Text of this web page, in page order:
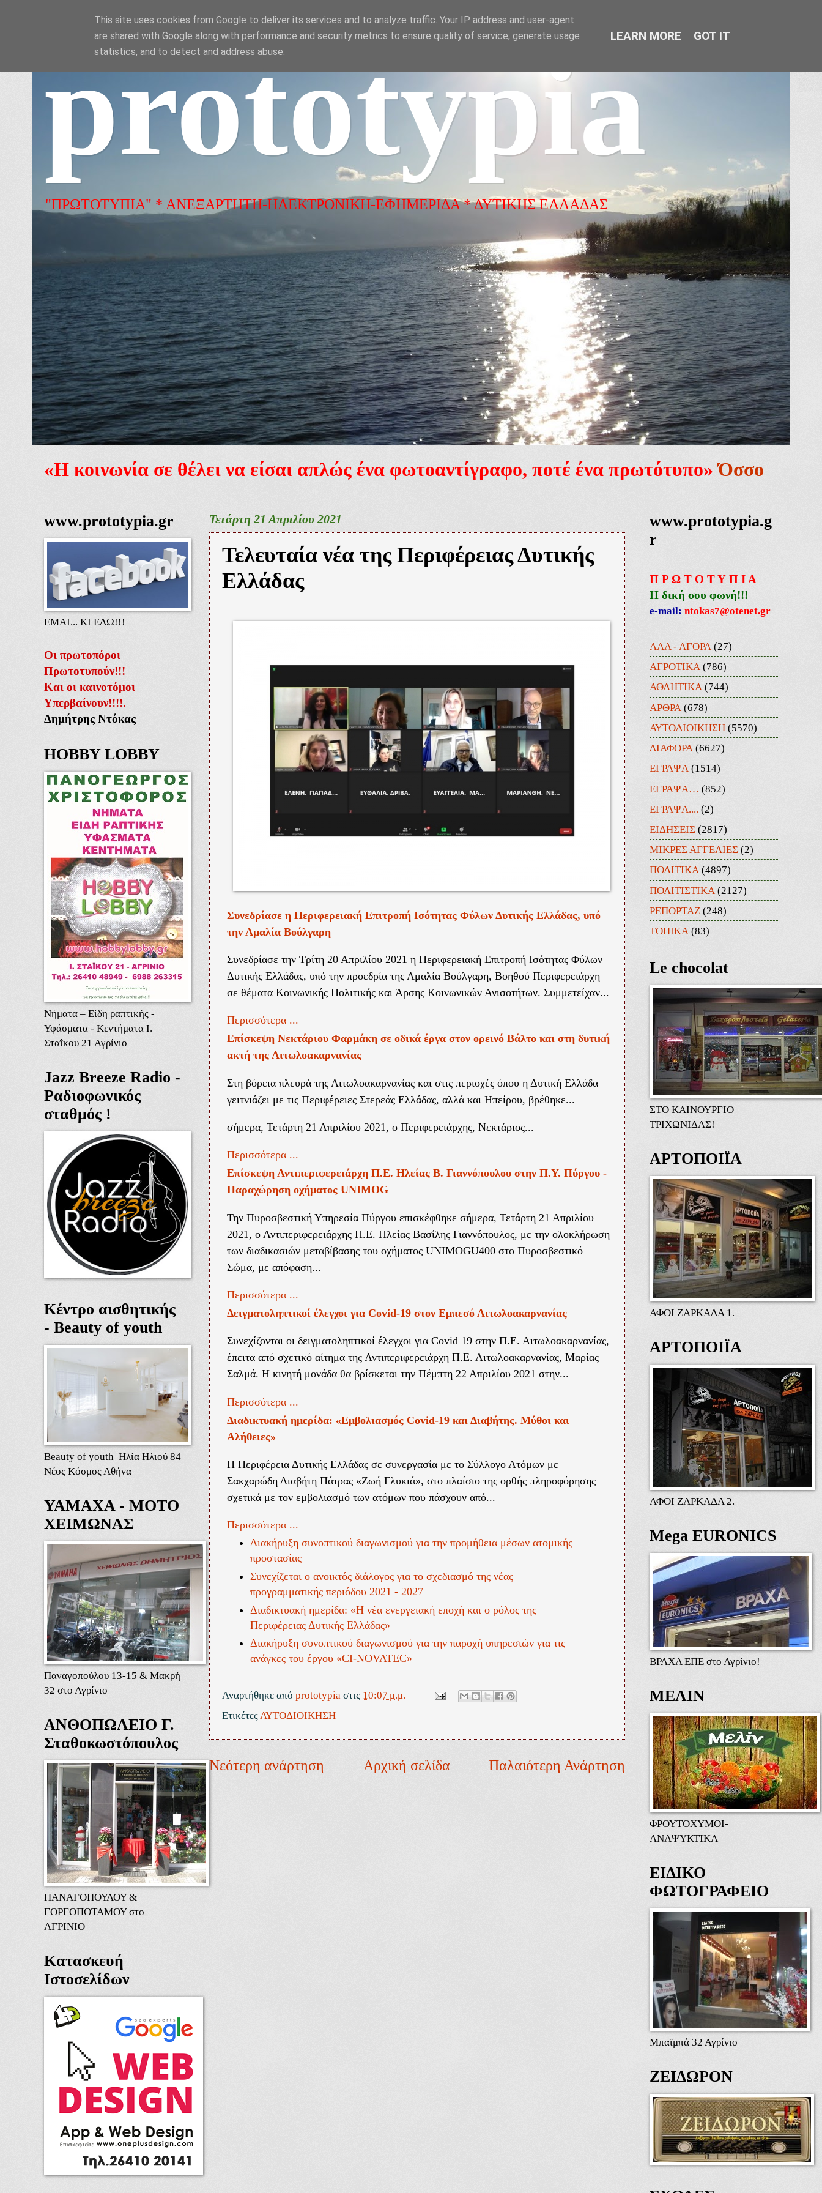
prototypia
"ΠΡΩΤΟΤΥΠΙΑ" * ΑΝΕΞΑΡΤΗΤΗ-ΗΛΕΚΤΡΟΝΙΚΗ-ΕΦΗΜΕΡΙΔΑ * ΔΥΤΙΚΗΣ ΕΛΛΑΔΑΣ
«Η κοινωνία σε θέλει να είσαι απλώς ένα φωτοαντίγραφο, ποτέ ένα πρωτότυπο» Όσσο
Τετάρτη 21 Απριλίου 2021
Τελευταία νέα της Περιφέρειας Δυτικής
Ελλάδας
Συνεδρίασε η Περιφερειακή Επιτροπή Ισότητας Φύλων Δυτικής Ελλάδας, υπό
την Αμαλία Βούλγαρη
Συνεδρίασε την Τρίτη 20 Απριλίου 2021 η Περιφερειακή Επιτροπή Ισότητας Φύλων
Δυτικής Ελλάδας, υπό την προεδρία της Αμαλία Βούλγαρη, Βοηθού Περιφερειάρχη
σε θέματα Κοινωνικής Πολιτικής και Άρσης Κοινωνικών Ανισοτήτων. Συμμετείχαν...
Περισσότερα ...
Επίσκεψη Νεκτάριου Φαρμάκη σε οδικά έργα στον ορεινό Βάλτο και στη δυτική
ακτή της Αιτωλοακαρνανίας
Στη βόρεια πλευρά της Αιτωλοακαρνανίας και στις περιοχές όπου η Δυτική Ελλάδα
γειτνιάζει με τις Περιφέρειες Στερεάς Ελλάδας, αλλά και Ηπείρου, βρέθηκε...
σήμερα, Τετάρτη 21 Απριλίου 2021, ο Περιφερειάρχης, Νεκτάριος...
Περισσότερα ...
Επίσκεψη Αντιπεριφερειάρχη Π.Ε. Ηλείας Β. Γιαννόπουλου στην Π.Υ. Πύργου -
Παραχώρηση οχήματος UNIMOG
Την Πυροσβεστική Υπηρεσία Πύργου επισκέφθηκε σήμερα, Τετάρτη 21 Απριλίου
2021, ο Αντιπεριφερειάρχης Π.Ε. Ηλείας Βασίλης Γιαννόπουλος, με την ολοκλήρωση
των διαδικασιών μεταβίβασης του οχήματος UNIMOGU400 στο Πυροσβεστικό
Σώμα, με απόφαση...
Περισσότερα ...
Δειγματοληπτικοί έλεγχοι για Covid-19 στον Εμπεσό Αιτωλοακαρνανίας
Συνεχίζονται οι δειγματοληπτικοί έλεγχοι για Covid 19 στην Π.Ε. Αιτωλοακαρνανίας,
έπειτα από σχετικό αίτημα της Αντιπεριφερειάρχη Π.Ε. Αιτωλοακαρνανίας, Μαρίας
Σαλμά. Η κινητή μονάδα θα βρίσκεται την Πέμπτη 22 Απριλίου 2021 στην...
Περισσότερα ...
Διαδικτυακή ημερίδα: «Εμβολιασμός Covid-19 και Διαβήτης. Μύθοι και
Αλήθειες»
Η Περιφέρεια Δυτικής Ελλάδας σε συνεργασία με το Σύλλογο Ατόμων με
Σακχαρώδη Διαβήτη Πάτρας «Ζωή Γλυκιά», στo πλαίσιο της ορθής πληροφόρησης
σχετικά με τον εμβολιασμό των ατόμων που πάσχουν από...
Περισσότερα ...
Διακήρυξη συνοπτικού διαγωνισμού για την προμήθεια μέσων ατομικής
προστασίας
Συνεχίζεται ο ανοικτός διάλογος για το σχεδιασμό της νέας
προγραμματικής περιόδου 2021 - 2027
Διαδικτυακή ημερίδα: «Η νέα ενεργειακή εποχή και ο ρόλος της
Περιφέρειας Δυτικής Ελλάδας»
Διακήρυξη συνοπτικού διαγωνισμού για την παροχή υπηρεσιών για τις
ανάγκες του έργου «CI-NOVATEC»
Αναρτήθηκε από prototypia στις 10:07 μ.μ.
ΕτικέτεςΑΥΤΟΔΙΟΙΚΗΣΗ
Νεότερη ανάρτηση Παλαιότερη Ανάρτηση
Αρχική σελίδα
www.prototypia.gr
ΕΜΑΙ... ΚΙ ΕΔΩ!!!
Οι πρωτοπόροι
Πρωτοτυπούν!!!
Και οι καινοτόμοι
Υπερβαίνουν!!!!.
Δημήτρης Ντόκας
HOBBY LOBBY
Νήματα – Είδη ραπτικής -
Υφάσματα - Κεντήματα Ι.
Σταΐκου 21 Αγρίνιο
Jazz Breeze Radio -
Ραδιοφωνικός
σταθμός !
Κέντρο αισθητικής
- Beauty of youth
Beauty of youth Ηλία Ηλιού 84
Νέος Κόσμος Αθήνα
ΥΑΜΑΧΑ - ΜΟΤΟ
ΧΕΙΜΩΝΑΣ
Παναγοπούλου 13-15 & Μακρή
32 στο Αγρίνιο
ΑΝΘΟΠΩΛΕΙΟ Γ.
Σταθοκωστόπουλος
ΠΑΝΑΓΟΠΟΥΛΟΥ &
ΓΟΡΓΟΠΟΤΑΜΟΥ στο
ΑΓΡΙΝΙΟ
Κατασκευή
Ιστοσελίδων
www.prototypia.g
r
Π Ρ Ω Τ Ο Τ Υ Π Ι Α
Η δική σου φωνή!!!
e-mail: ntokas7@otenet.gr
ΑΑΑ - ΑΓΟΡΑ (27)
ΑΓΡΟΤΙΚΑ (786)
ΑΘΛΗΤΙΚΑ (744)
ΑΡΘΡΑ (678)
ΑΥΤΟΔΙΟΙΚΗΣΗ (5570)
ΔΙΑΦΟΡΑ (6627)
ΕΓΡΑΨΑ (1514)
ΕΓΡΑΨΑ… (852)
ΕΓΡΑΨΑ.... (2)
ΕΙΔΗΣΕΙΣ (2817)
ΜΙΚΡΕΣ ΑΓΓΕΛΙΕΣ (2)
ΠΟΛΙΤΙΚΑ (4897)
ΠΟΛΙΤΙΣΤΙΚΑ (2127)
ΡΕΠΟΡΤΑΖ (248)
ΤΟΠΙΚΑ (83)
Le chocolat
ΣΤΟ ΚΑΙΝΟΥΡΓΙΟ
ΤΡΙΧΩΝΙΔΑΣ!
ΑΡΤΟΠΟΙΪΑ
ΑΦΟΙ ΖΑΡΚΑΔΑ 1.
ΑΡΤΟΠΟΙΪΑ
ΑΦΟΙ ΖΑΡΚΑΔΑ 2.
Mega EURONICS
ΒΡΑΧΑ ΕΠΕ στο Αγρίνιο!
ΜΕΛΙΝ
ΦΡΟΥΤΟΧΥΜΟΙ-
ΑΝΑΨΥΚΤΙΚΑ
ΕΙΔΙΚΟ
ΦΩΤΟΓΡΑΦΕΙΟ
Μπαϊμπά 32 Αγρίνιο
ΖΕΙΔΩΡΟΝ
This site uses cookies from Google to deliver its services and to analyze traffic. Your IP address and user-agent
are shared with Google along with performance and security metrics to ensure quality of service, generate usage
statistics, and to detect and address abuse.
LEARN MORE GOT IT